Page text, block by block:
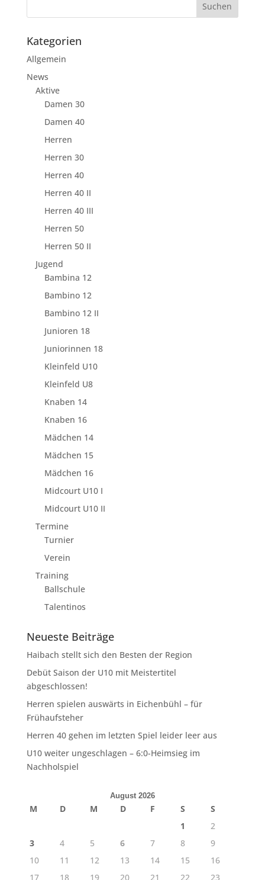
Kategorien
Allgemein
News
Aktive
Damen 30
Damen 40
Herren
Herren 30
Herren 40
Herren 40 II
Herren 40 III
Herren 50
Herren 50 II
Jugend
Bambina 12
Bambino 12
Bambino 12 II
Junioren 18
Juniorinnen 18
Kleinfeld U10
Kleinfeld U8
Knaben 14
Knaben 16
Mädchen 14
Mädchen 15
Mädchen 16
Midcourt U10 I
Midcourt U10 II
Termine
Turnier
Verein
Training
Ballschule
Talentinos
Neueste Beiträge
Haibach stellt sich den Besten der Region
Debüt Saison der U10 mit Meistertitel
abgeschlossen!
Herren spielen auswärts in Eichenbühl – für
Frühaufsteher
Herren 40 gehen im letzten Spiel leider leer aus
U10 weiter ungeschlagen – 6:0-Heimsieg im
Nachholspiel
August 2026
M D M D F S
S
1
2
3
4 5 6 7 8
9
10
11 12 13 14 15
16
17
18 19 20 21 22 23